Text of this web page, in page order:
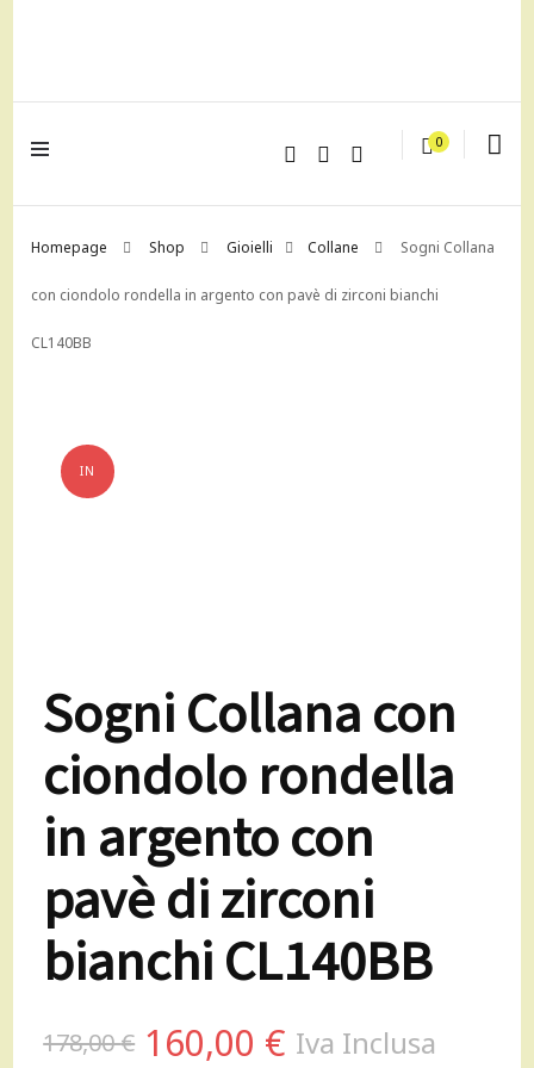
0
Homepage Shop Gioielli Collane Sogni Collana
con ciondolo rondella in argento con pavè di zirconi bianchi
CL140BB
IN
Sogni Collana con
ciondolo rondella
in argento con
pavè di zirconi
bianchi CL140BB
178,00€ Il
160,00 € Il
Iva Inclusa